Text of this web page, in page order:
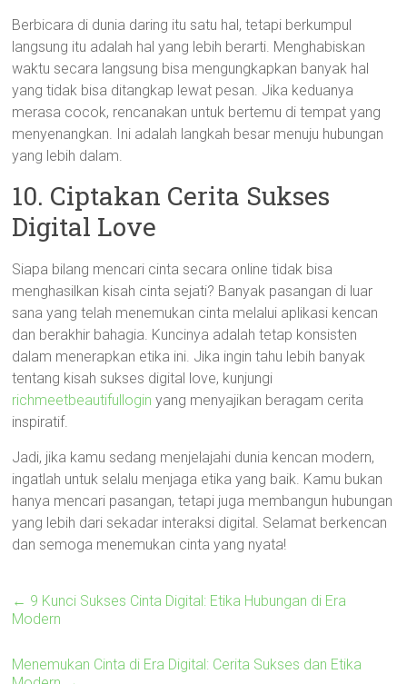
Berbicara di dunia daring itu satu hal, tetapi berkumpul
langsung itu adalah hal yang lebih berarti. Menghabiskan
waktu secara langsung bisa mengungkapkan banyak hal
yang tidak bisa ditangkap lewat pesan. Jika keduanya
merasa cocok, rencanakan untuk bertemu di tempat yang
menyenangkan. Ini adalah langkah besar menuju hubungan
yang lebih dalam.
10. Ciptakan Cerita Sukses
Digital Love
Siapa bilang mencari cinta secara online tidak bisa
menghasilkan kisah cinta sejati? Banyak pasangan di luar
sana yang telah menemukan cinta melalui aplikasi kencan
dan berakhir bahagia. Kuncinya adalah tetap konsisten
dalam menerapkan etika ini. Jika ingin tahu lebih banyak
tentang kisah sukses digital love, kunjungi
richmeetbeautifullogin yang menyajikan beragam cerita
inspiratif.
Jadi, jika kamu sedang menjelajahi dunia kencan modern,
ingatlah untuk selalu menjaga etika yang baik. Kamu bukan
hanya mencari pasangan, tetapi juga membangun hubungan
yang lebih dari sekadar interaksi digital. Selamat berkencan
dan semoga menemukan cinta yang nyata!
← 9 Kunci Sukses Cinta Digital: Etika Hubungan di Era
Modern
Menemukan Cinta di Era Digital: Cerita Sukses dan Etika